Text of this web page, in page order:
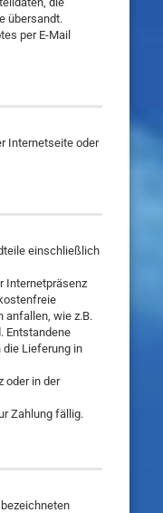
übersandt.
per E-Mail
Internetseite oder
einschließlich
Internetpräsenz
anfallen, wie z.B.
Entstandene
die Lieferung in
oder in der
Zahlung fällig.